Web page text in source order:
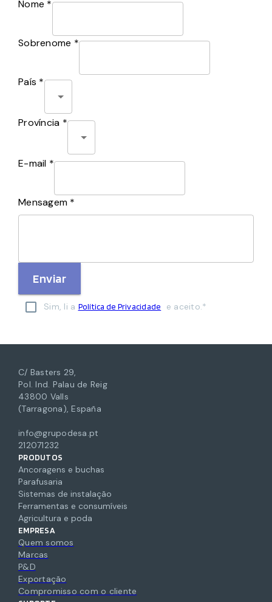
Nome *
Sobrenome *
País *
Província *
E-mail *
Mensagem *
Enviar
Sim, li a Política de Privacidade e aceito.*
C/ Basters 29,
Pol. Ind. Palau de Reig
43800 Valls
(Tarragona), España
info@grupodesa.pt
212071232
PRODUTOS
Ancoragens e buchas
Parafusaria
Sistemas de instalação
Ferramentas e consumíveis
Agricultura e poda
EMPRESA
Quem somos
Marcas
P&D
Exportação
Compromisso com o cliente